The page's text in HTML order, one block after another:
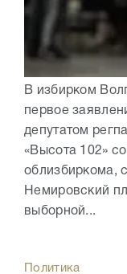
В избирком
первое
депутатом
«Высота 102»
облизбиркома,
Немировский
выборной...
Политика